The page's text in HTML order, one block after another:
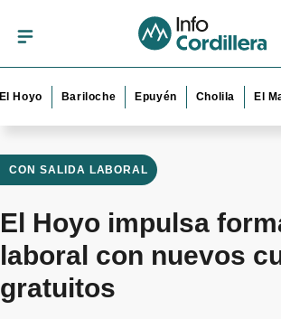
Bariloche Epuyén Cholila El Maitén
CON SALIDA LABORAL
El Hoyo impulsa
laboral con nuevos
gratuitos